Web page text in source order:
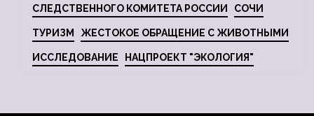
СЛЕДСТВЕННОГО КОМИТЕТА РОССИИ СОЧИ
ТУРИЗМ ЖЕСТОКОЕ ОБРАЩЕНИЕ С ЖИВОТНЫМИ
ИССЛЕДОВАНИЕ НАЦПРОЕКТ "ЭКОЛОГИЯ"